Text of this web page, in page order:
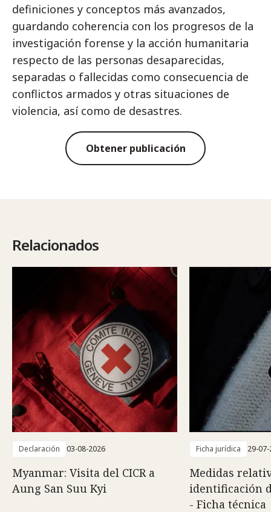
definiciones y conceptos más avanzados,
guardando coherencia con los progresos de la
investigación forense y la acción humanitaria
respecto de las personas desaparecidas,
separadas o fallecidas como consecuencia de
conflictos armados y otras situaciones de
violencia, así como de desastres.
Obtener publicación
Relacionados
Declaración 03-08-2026
Myanmar: Visita del CICR a
Aung San Suu Kyi
Ficha jurídica 29-
Medidas
identificación
- Ficha técnica